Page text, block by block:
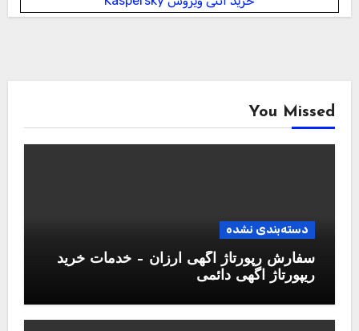
You Missed
دسته‌بندی نشده
سفارش رپورتاژ آگهی ارزان – خدمات خرید
ریپورتاژ اگهی دائمی